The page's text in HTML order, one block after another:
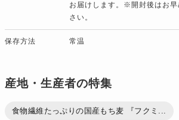
お届けします。※開封後はお
さい。
保存方法 常温
産地・生産者の特集
食物繊維たっぷりの国産もち麦 『フクミ...